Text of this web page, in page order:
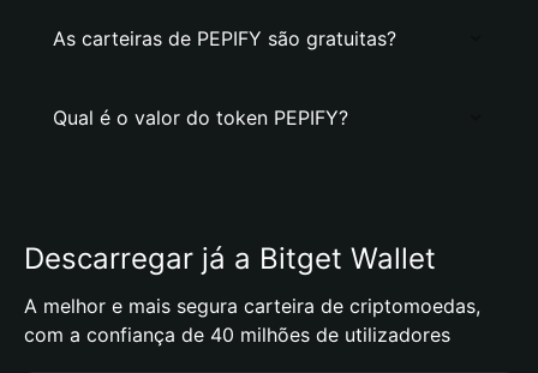
As carteiras de PEPIFY são gratuitas?
Qual é o valor do token PEPIFY?
Descarregar já a Bitget Wallet
A melhor e mais segura carteira de criptomoedas,
com a confiança de 40 milhões de utilizadores